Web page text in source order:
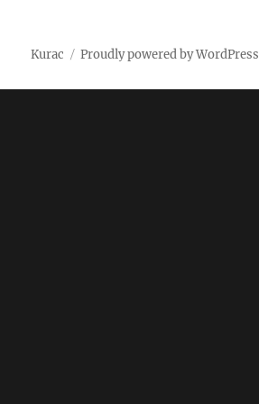
Kurac Proudly powered by WordPress